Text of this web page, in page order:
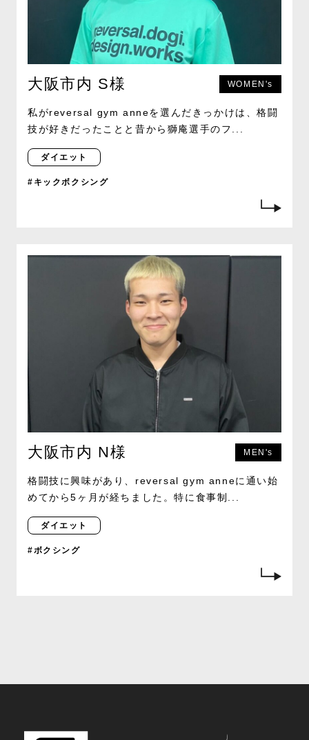
大阪市内 S様 WOMEN's
私がreversal gym anneを選んだきっかけは、格闘
技が好きだったことと昔から獅庵選手のフ...
ダイエット
#キックボクシング
大阪市内 N様 MEN's
格闘技に興味があり、reversal gym anneに通い始
めてから5ヶ月が経ちました。特に食事制...
ダイエット
#ボクシング